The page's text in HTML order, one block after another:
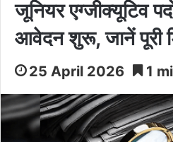
जूनियर एग्जीक्यूटिव
आवेदन शुरू, जानें पूरी
25 April 2026 1